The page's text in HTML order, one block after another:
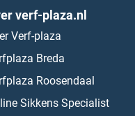
verf-plaza.nl
Verf-plaza
Breda
Roosendaal
Sikkens Specialist